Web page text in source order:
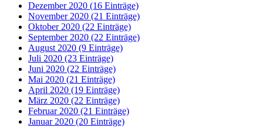
Dezember 2020 (16 Einträge)
November 2020 (21 Einträge)
Oktober 2020 (22 Einträge)
September 2020 (22 Einträge)
August 2020 (9 Einträge)
Juli 2020 (23 Einträge)
Juni 2020 (22 Einträge)
Mai 2020 (21 Einträge)
April 2020 (19 Einträge)
März 2020 (22 Einträge)
Februar 2020 (21 Einträge)
Januar 2020 (20 Einträge)